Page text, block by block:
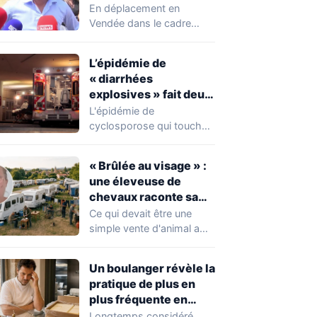
chahuté sur un
campement illégal
En déplacement en
Vendée dans le cadre
occupations…
L’épidémie de
« diarrhées
explosives » fait deux
premiers morts
L'épidémie de
cyclosporose qui touche
aggravation. Les autorités
sanitaires…
« Brûlée au visage » :
une éleveuse de
chevaux raconte sa
violente agression par
des gens du voyage
Ce qui devait être une
simple vente d'animal a
Un boulanger révèle la
pratique de plus en
plus fréquente en